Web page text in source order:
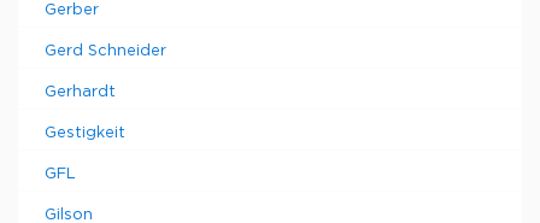
Gerber
Gerd Schneider
Gerhardt
Gestigkeit
GFL
Gilson